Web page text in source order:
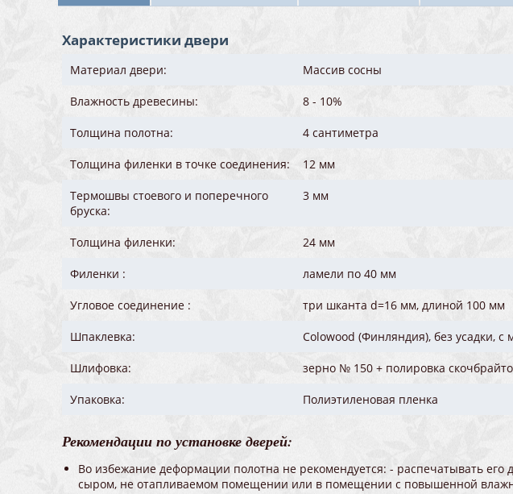
Характеристики двери
Материал двери: Массив сосны
Влажность древесины: 8 - 10%
Толщина полотна: 4 сантиметра
Толщина филенки в точке соединения: 12 мм
Термошвы стоевого и поперечного
бруска:
3 мм
Толщина филенки: 24 мм
Филенки : ламели по 40 мм
Угловое соединение : три шканта d=16 мм, длиной 100 мм
Шпаклевка: Colowood (Финляндия), без усадки, с
Шлифовка: зерно № 150 + полировка
Упаковка: Полиэтиленовая пленка
Рекомендации по установке дверей:
Во избежание деформации полотна не рекомендуется: - распечатывать
сыром, не отапливаемом помещении или в помещении с повышенной